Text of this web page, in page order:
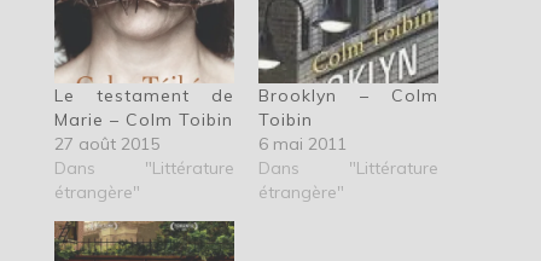
Le testament de
Marie – Colm Toibin
27 août 2015
Dans "Littérature
étrangère"
Brooklyn – Colm
Toibin
6 mai 2011
Dans "Littérature
étrangère"